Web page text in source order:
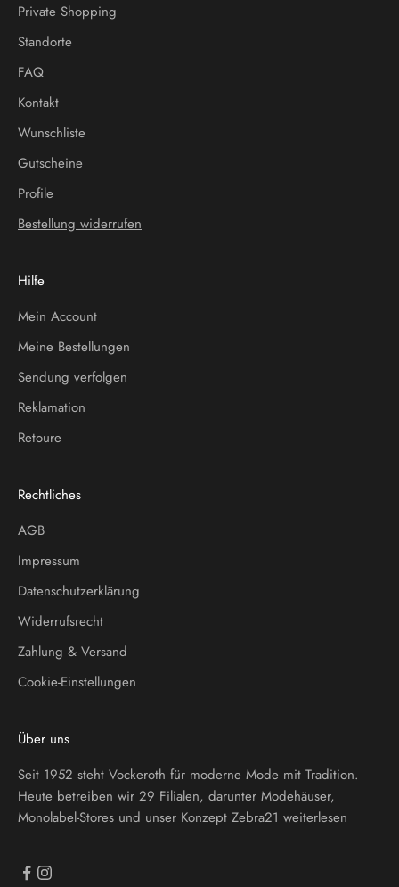
Private Shopping
Standorte
FAQ
Kontakt
Wunschliste
Gutscheine
Profile
Bestellung widerrufen
Hilfe
Mein Account
Meine Bestellungen
Sendung verfolgen
Reklamation
Retoure
Rechtliches
AGB
Impressum
Datenschutzerklärung
Widerrufsrecht
Zahlung & Versand
Cookie-Einstellungen
Über uns
Seit 1952 steht Vockeroth für moderne Mode mit Tradition.
Heute betreiben wir 29 Filialen, darunter Modehäuser,
Monolabel-Stores und unser Konzept Zebra21 weiterlesen